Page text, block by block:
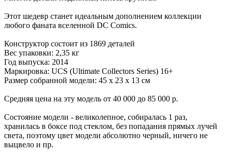
Этот шедевр станет идеальным дополнением коллекции
любого фаната вселенной DC Comics.
Конструктор состоит из 1869 деталей
Вес упаковки: 2,35 кг
Год выпуска: 2014
Маркировка: UCS (Ultimate Collectors Series) 16+
Размер собранной модели: 45 х 23 х 13 см
Средняя цена на эту модель от 40 000 до 85 000 р.
Состояние модели - великолепное, собиралась 1 раз,
хранилась в боксе под стеклом, без попадания прямых лучей
света, поэтому цвет модели абсолютно черный, ничего не
выцвело и пр.